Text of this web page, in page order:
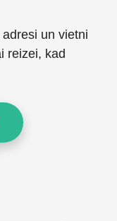
un vietni
reizei, kad